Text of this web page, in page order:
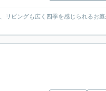
ビングも広く四季を感じられるお